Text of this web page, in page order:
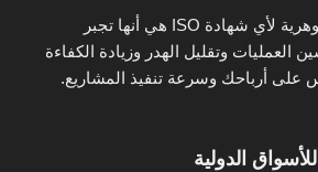
واحدة من الفوائد الجوهرية لأي شهادة ISO هي أنها تجبر
وتقليل الهدر وزيادة الكفاءة
على أرباحك وسرعة تنفيذ المشاريع.